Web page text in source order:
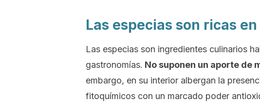
Las especias son ricas
Las especias son ingredientes culinarios
gastronomías. No suponen un aporte
embargo, en su interior albergan la
fitoquímicos con un marcado poder